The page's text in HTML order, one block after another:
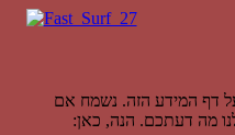
דף המידע הזה. נשמח אם
מה דעתכם. הנה, כאן: